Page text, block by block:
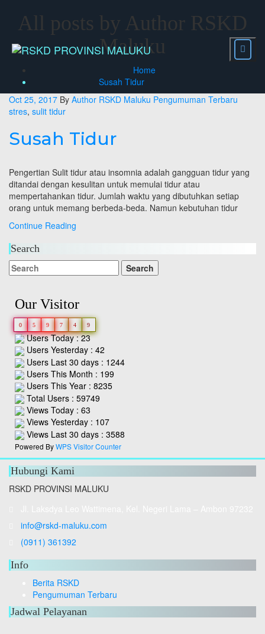
contentAll posts by Author RSKD
Maluku
Home
Susah Tidur
Oct 25, 2017 By Author RSKD Maluku Pengumuman Terbaru
stres, sulit tidur
Susah Tidur
Pengertian Sulit tidur atau insomnia adalah gangguan tidur yang
ditandai dengan kesulitan untuk memulai tidur atau
mempertahankan tidur. Jumlah waktu yang dibutuhkan setiap
orang untuk memang berbeda-beda. Namun kebutuhan tidur
Continue Reading
Search
Our Visitor
0 5 9 7 4 9
Users Today : 23
Users Yesterday : 42
Users Last 30 days : 1244
Users This Month : 199
Users This Year : 8235
Total Users : 59749
Views Today : 63
Views Yesterday : 107
Views Last 30 days : 3588
Powered ByWPS Visitor Counter
Hubungi Kami
RSKD PROVINSI MALUKU
info@rskd-maluku.com
(0911) 361392
Info
Berita RSKD
Pengumuman Terbaru
Jadwal Pelayanan